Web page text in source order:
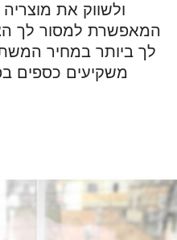
ולשווק את מוצריה
המאפשרת למסור לך
לך ביותר במחיר
משקיעים כספים